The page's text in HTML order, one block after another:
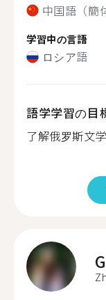
中国語（簡
学習中の言語
ロシア語
語学学習の目
了解俄罗斯文